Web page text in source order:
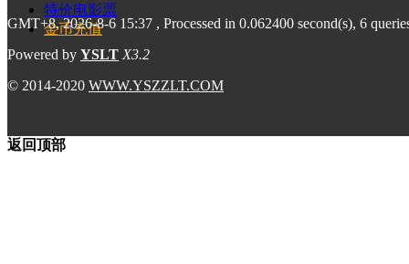
特价电影票
金币充值
GMT+8, 2026-8-6 15:37 , Processed in 0.062400 second(s), 6
Powered by YSLT X3.2
© 2014-2020 WWW.YSZZLT.COM
返回顶部